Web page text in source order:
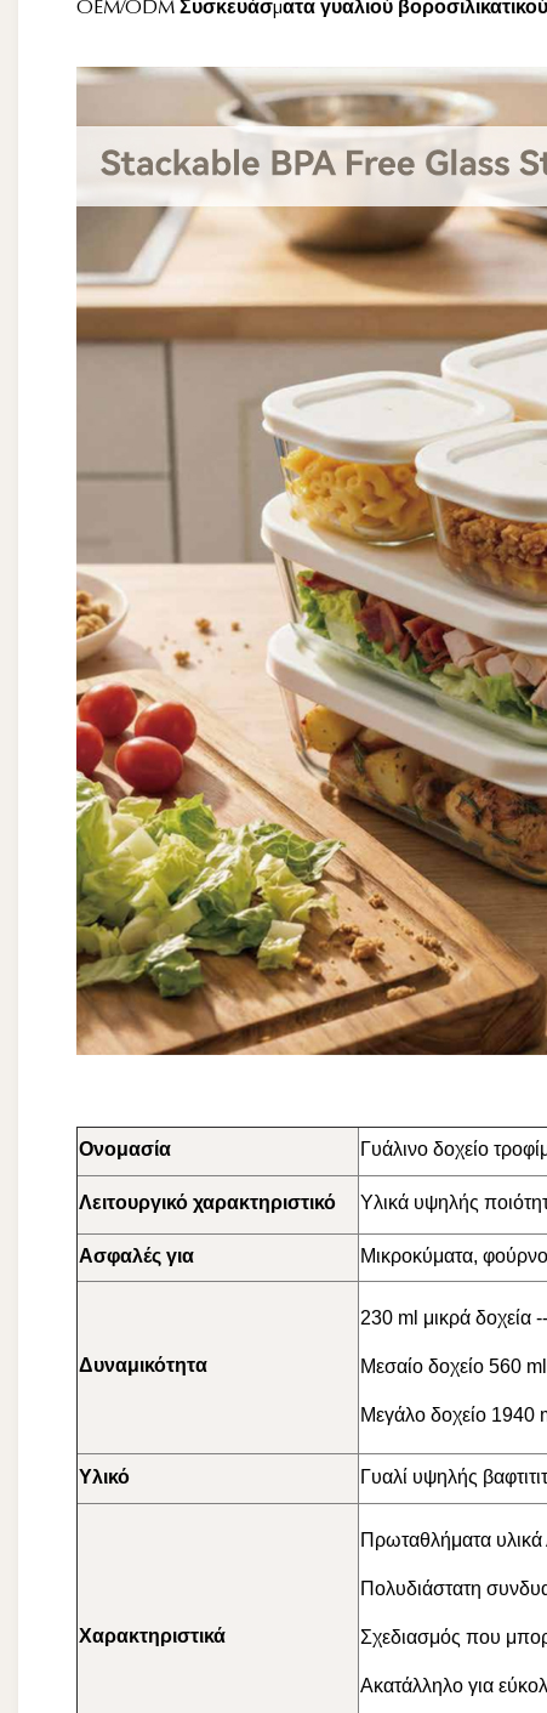
OEM/ODM Συσκευάσματα γυαλιού βοροσιλικατικού
Ονομασία Γυάλινο δοχείο
Λειτουργικό χαρακτηριστικό Υλικά υψηλής
Ασφαλές για Μικροκύματα,
Δυναμικότητα
230 ml μικρά δοχεία
Μεσαίο δοχείο 560
Μεγάλο δοχείο 1940
Υλικό Γυαλί υψηλής
Χαρακτηριστικά
Πρωταθλήματα υλικά
Πολυδιάστατη
Σχεδιασμός που
Ακατάλληλο για